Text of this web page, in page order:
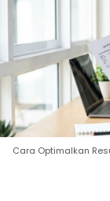
Cara Optimalkan